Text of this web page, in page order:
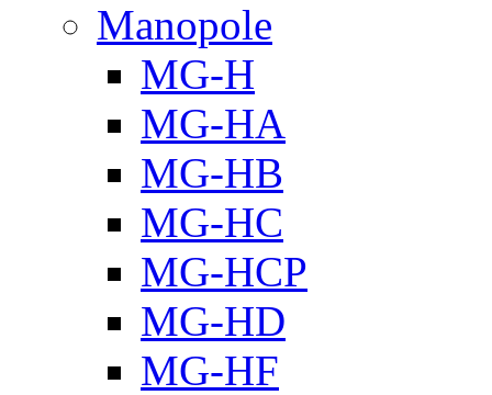
Manopole
MG-H
MG-HA
MG-HB
MG-HC
MG-HCP
MG-HD
MG-HF